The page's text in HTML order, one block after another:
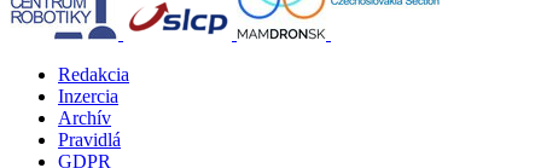
Redakcia
Inzercia
Archív
Pravidlá
GDPR